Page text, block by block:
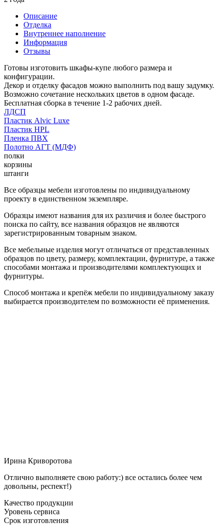
Описание
Отделка
Внутреннее наполнение
Информация
Отзывы
Готовы изготовить шкафы-купе любого размера и
конфигурации.
Декор и отделку фасадов можно выполнить под вашу задумку.
Возможно сочетание нескольких цветов в одном фасаде.
Бесплатная сборка в течение 1-2 рабочих дней.
ЛДСП
Пластик Alvic Luxe
Пластик HPL
Пленка ПВХ
Полотно АГТ (МДФ)
полки
корзины
штанги
Все образцы мебели изготовлены по индивидуальному
проекту в единственном экземпляре.
Образцы имеют названия для их различия и более быстрого
поиска по сайту, все названия образцов не являются
зарегистрированным товарным знаком.
Все мебельные изделия могут отличаться от представленных
образцов по цвету, размеру, комплектации, фурнитуре, а также
способами монтажа и производителями комплектующих и
фурнитуры.
Способ монтажа и крепёж мебели по индивидуальному заказу
выбирается производителем по возможности её применения.
Ирина Криворотова
Отлично выполняете свою работу:) все остались более чем
довольны, респект!)
Качество продукции
Уровень сервиса
Срок изготовления